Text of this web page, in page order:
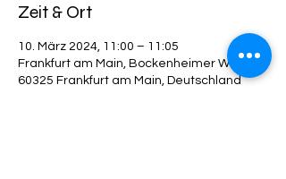
Zeit & Ort
10. März 2024, 11:00 – 11:05
Frankfurt am Main, Bockenheimer Warte,
60325 Frankfurt am Main, Deutschland